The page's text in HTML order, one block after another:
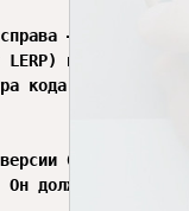
— под
из
кода должна
Gemini 3.1).
должен